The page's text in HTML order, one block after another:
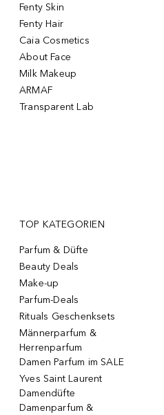
Fenty Skin
Fenty Hair
Caia Cosmetics
About Face
Milk Makeup
ARMAF
Transparent Lab
TOP KATEGORIEN
Parfum & Düfte
Beauty Deals
Make-up
Parfum-Deals
Rituals Geschenksets
Männerparfum &
Herrenparfum
Damen Parfum im SALE
Yves Saint Laurent
Damendüfte
Damenparfum &